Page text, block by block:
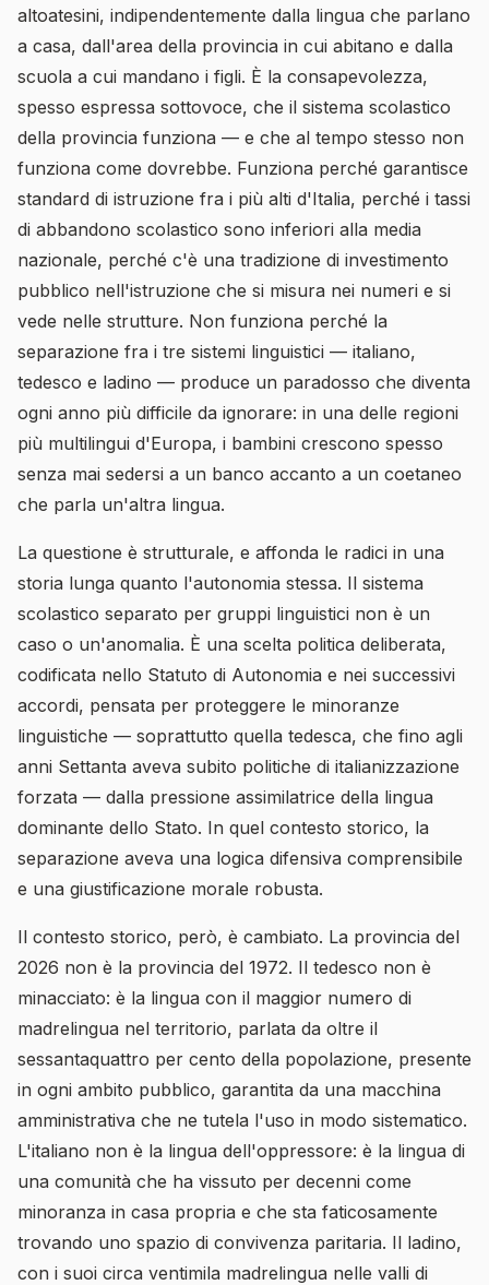
altoatesini, indipendentemente dalla lingua che parlano
a casa, dall'area della provincia in cui abitano e dalla
scuola a cui mandano i figli. È la consapevolezza,
spesso espressa sottovoce, che il sistema scolastico
della provincia funziona — e che al tempo stesso non
funziona come dovrebbe. Funziona perché garantisce
standard di istruzione fra i più alti d'Italia, perché i tassi
di abbandono scolastico sono inferiori alla media
nazionale, perché c'è una tradizione di investimento
pubblico nell'istruzione che si misura nei numeri e si
vede nelle strutture. Non funziona perché la
separazione fra i tre sistemi linguistici — italiano,
tedesco e ladino — produce un paradosso che diventa
ogni anno più difficile da ignorare: in una delle regioni
più multilingui d'Europa, i bambini crescono spesso
senza mai sedersi a un banco accanto a un coetaneo
che parla un'altra lingua.
La questione è strutturale, e affonda le radici in una
storia lunga quanto l'autonomia stessa. Il sistema
scolastico separato per gruppi linguistici non è un
caso o un'anomalia. È una scelta politica deliberata,
codificata nello Statuto di Autonomia e nei successivi
accordi, pensata per proteggere le minoranze
linguistiche — soprattutto quella tedesca, che fino agli
anni Settanta aveva subito politiche di italianizzazione
forzata — dalla pressione assimilatrice della lingua
dominante dello Stato. In quel contesto storico, la
separazione aveva una logica difensiva comprensibile
e una giustificazione morale robusta.
Il contesto storico, però, è cambiato. La provincia del
2026 non è la provincia del 1972. Il tedesco non è
minacciato: è la lingua con il maggior numero di
madrelingua nel territorio, parlata da oltre il
sessantaquattro per cento della popolazione, presente
in ogni ambito pubblico, garantita da una macchina
amministrativa che ne tutela l'uso in modo sistematico.
L'italiano non è la lingua dell'oppressore: è la lingua di
una comunità che ha vissuto per decenni come
minoranza in casa propria e che sta faticosamente
trovando uno spazio di convivenza paritaria. Il ladino,
con i suoi circa ventimila madrelingua nelle valli di